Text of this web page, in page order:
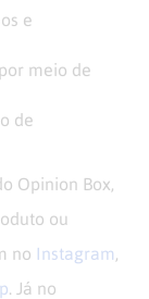
e
meio de
de
Opinion Box,
ou
no Instagram
. Já no